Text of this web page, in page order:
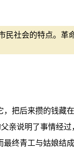
民社会的特点。
把后来攒的钱藏
亲说明了事情经
终青工与姑娘结成